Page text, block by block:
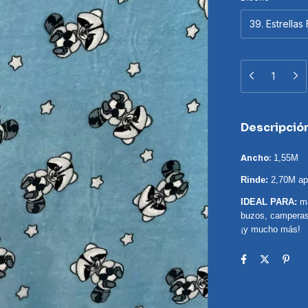
Ancho: 1,55M
Rinde: 2,70M
IDEAL PARA:
buzos,
¡y mucho más!